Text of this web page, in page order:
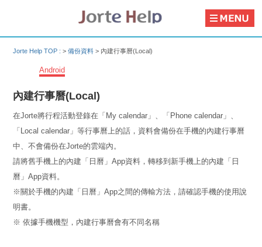
Jorte Help TOP :>備份資料 > 內建行事曆(Local)
Android
內建行事曆(Local)
在Jorte將行程活動登錄在「My calendar」、「Phone calendar」、
「Local calendar」等行事曆上的話，資料會備份在手機的內建行事曆
中、不會備份在Jorte的雲端內。
請將舊手機上的內建「日曆」App資料，轉移到新手機上的內建「日
曆」App資料。
※關於手機的內建「日曆」App之間的傳輸方法，請確認手機的使用說
明書。
※ 依據手機機型，內建行事曆會有不同名稱